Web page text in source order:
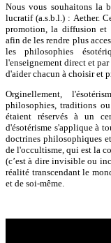
Nous vous souhaitons la
lucratif (a.s.b.l.) : Aether.
promotion, la diffusion et
afin de les rendre plus
les philosophies
l'enseignement direct et
d'aider chacun à choisir et
Orginellement,
philosophies, traditions
étaient réservés à un
d'ésotérisme s'applique à
doctrines philosophiques
de l'occultisme, qui est la
(c’est à dire invisible ou
réalité transcendant le
et de soi-même.